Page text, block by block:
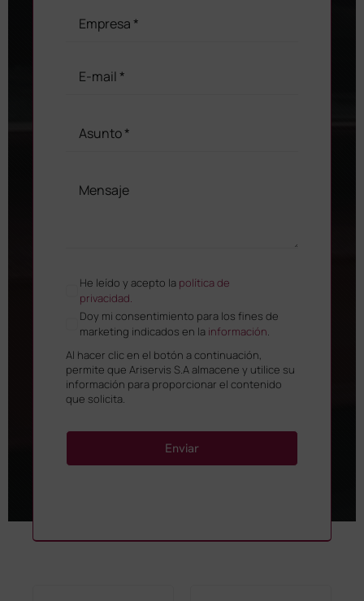
He leído y acepto la política de
privacidad.
Doy mi consentimiento para los fines de
marketing indicados en la información.
Al hacer clic en el botón a continuación,
permite que Ariservis S.A almacene y utilice su
información para proporcionar el contenido
que solicita.
Enviar